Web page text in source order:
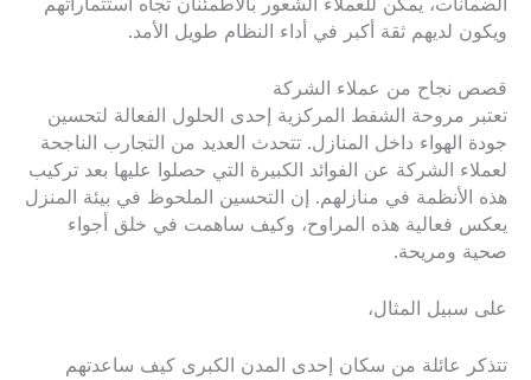
الضمانات، يمكن للعملاء الشعور بالاطمئنان تجاه استثماراتهم
ويكون لديهم ثقة أكبر في أداء النظام طويل الأمد.
قصص نجاح من عملاء الشركة
تعتبر مروحة الشفط المركزية إحدى الحلول الفعالة لتحسين
جودة الهواء داخل المنازل. تتحدث العديد من التجارب الناجحة
لعملاء الشركة عن الفوائد الكبيرة التي حصلوا عليها بعد تركيب
هذه الأنظمة في منازلهم. إن التحسين الملحوظ في بيئة المنزل
يعكس فعالية هذه المراوح، وكيف ساهمت في خلق أجواء
صحية ومريحة.
على سبيل المثال،
تتذكر عائلة من سكان إحدى المدن الكبرى كيف ساعدتهم